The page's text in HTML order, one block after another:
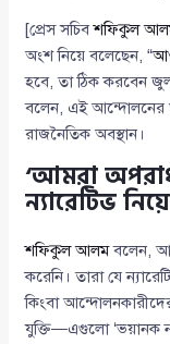
[প্রেস সচিবশফিকুল
অংশ নিয়ে বলেছেন, “
হবে, তা ঠিক করবেন
বলেন, এই আন্দোলনের
রাজনৈতিক অবস্থান।
‘আমরা
ন্যারেটিভ নিয়ে
শফিকুল আলমবলেন,
করেনি। তারা যে
কিংবা
যুক্তি—এগুলো ‘ভয়ানক